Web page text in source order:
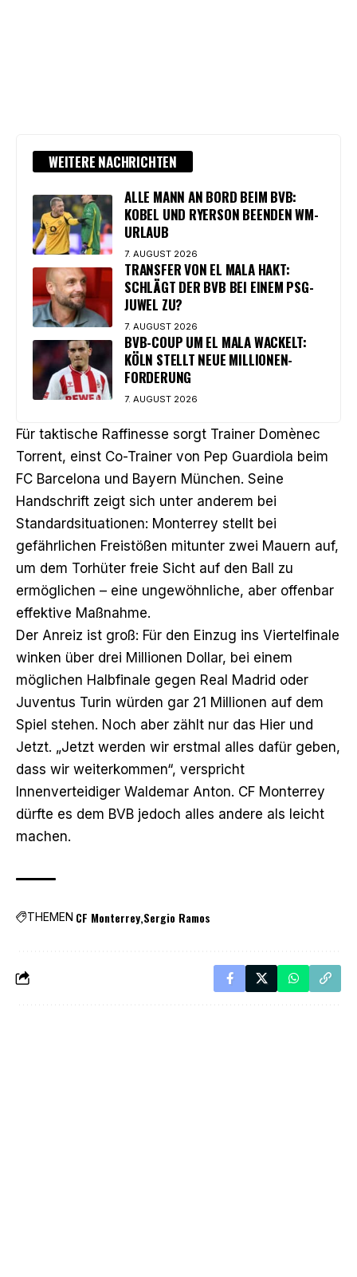
WEITERE NACHRICHTEN
ALLE MANN AN BORD BEIM BVB:
KOBEL UND RYERSON BEENDEN WM-
URLAUB
7. AUGUST 2026
TRANSFER VON EL MALA HAKT:
SCHLÄGT DER BVB BEI EINEM PSG-
JUWEL ZU?
7. AUGUST 2026
BVB-COUP UM EL MALA WACKELT:
KÖLN STELLT NEUE MILLIONEN-
FORDERUNG
7. AUGUST 2026
Für taktische Raffinesse sorgt Trainer Domènec
Torrent, einst Co-Trainer von Pep Guardiola beim
FC Barcelona und Bayern München. Seine
Handschrift zeigt sich unter anderem bei
Standardsituationen: Monterrey stellt bei
gefährlichen Freistößen mitunter zwei Mauern auf,
um dem Torhüter freie Sicht auf den Ball zu
ermöglichen – eine ungewöhnliche, aber offenbar
effektive Maßnahme.
Der Anreiz ist groß: Für den Einzug ins Viertelfinale
winken über drei Millionen Dollar, bei einem
möglichen Halbfinale gegen Real Madrid oder
Juventus Turin würden gar 21 Millionen auf dem
Spiel stehen. Noch aber zählt nur das Hier und
Jetzt. „Jetzt werden wir erstmal alles dafür geben,
dass wir weiterkommen“, verspricht
Innenverteidiger Waldemar Anton. CF Monterrey
dürfte es dem BVB jedoch alles andere als leicht
machen.
THEMEN CF Monterrey Sergio Ramos